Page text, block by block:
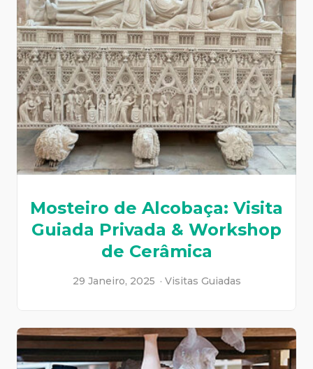
Mosteiro de Alcobaça: Visita
Guiada Privada & Workshop
de Cerâmica
29 Janeiro, 2025 Visitas Guiadas